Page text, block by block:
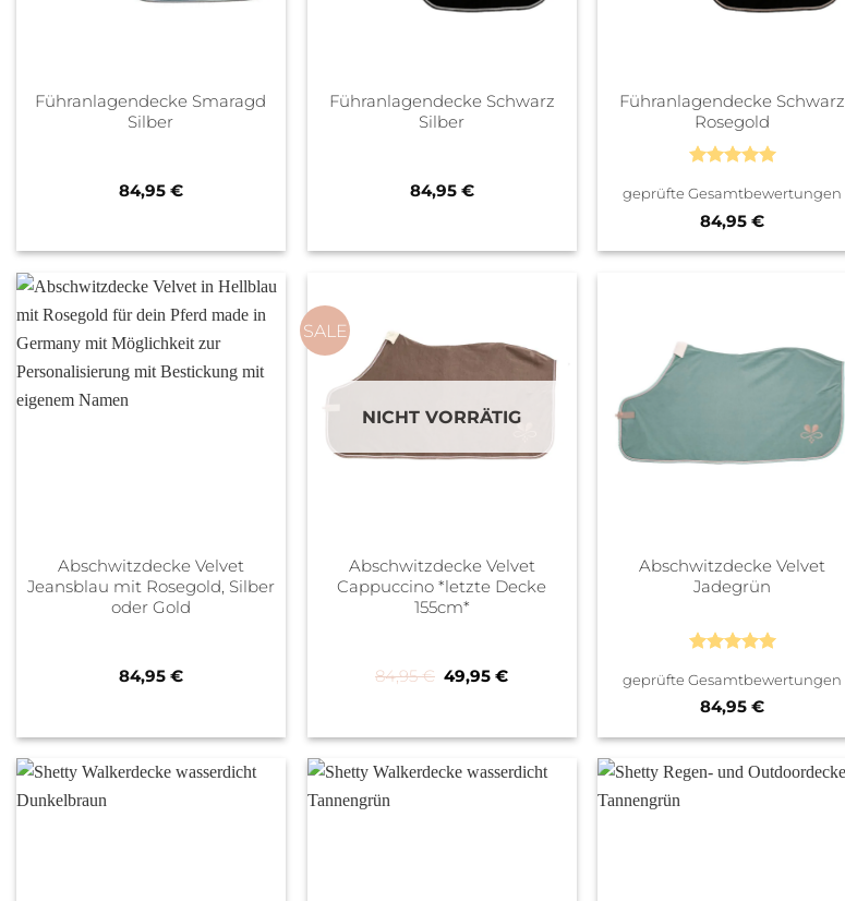
Führanlagendecke Smaragd
Silber
84,95 €
Führanlagendecke Schwarz
Silber
84,95 €
Führanlagendecke Schwarz
Rosegold
mit5von
geprüfte Gesamtbewertungen
84,95€
Abschwitzdecke Velvet
Jeansblau mit Rosegold, Silber
oder Gold
84,95 €
SALE
NICHT VORRÄTIG
Abschwitzdecke Velvet
Cappuccino *letzte Decke
155cm*
84,95€ Ursprünglicher Preis war: 84,95 €
49,95€Aktueller Preis ist: 49,95 €.
Abschwitzdecke Velvet
Jadegrün
mit5von
geprüfte Gesamtbewertungen
84,95€